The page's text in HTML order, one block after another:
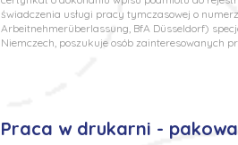
świadczenia usługi pracy tymczasowej o
Arbeitnehmerüberlassung, BfA Düsseldorf)
Niemczech, poszukuje osób zainteresowanych
Praca w drukarni -